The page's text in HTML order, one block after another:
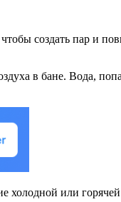
создать пар и
в бане. Вода,
холодной или